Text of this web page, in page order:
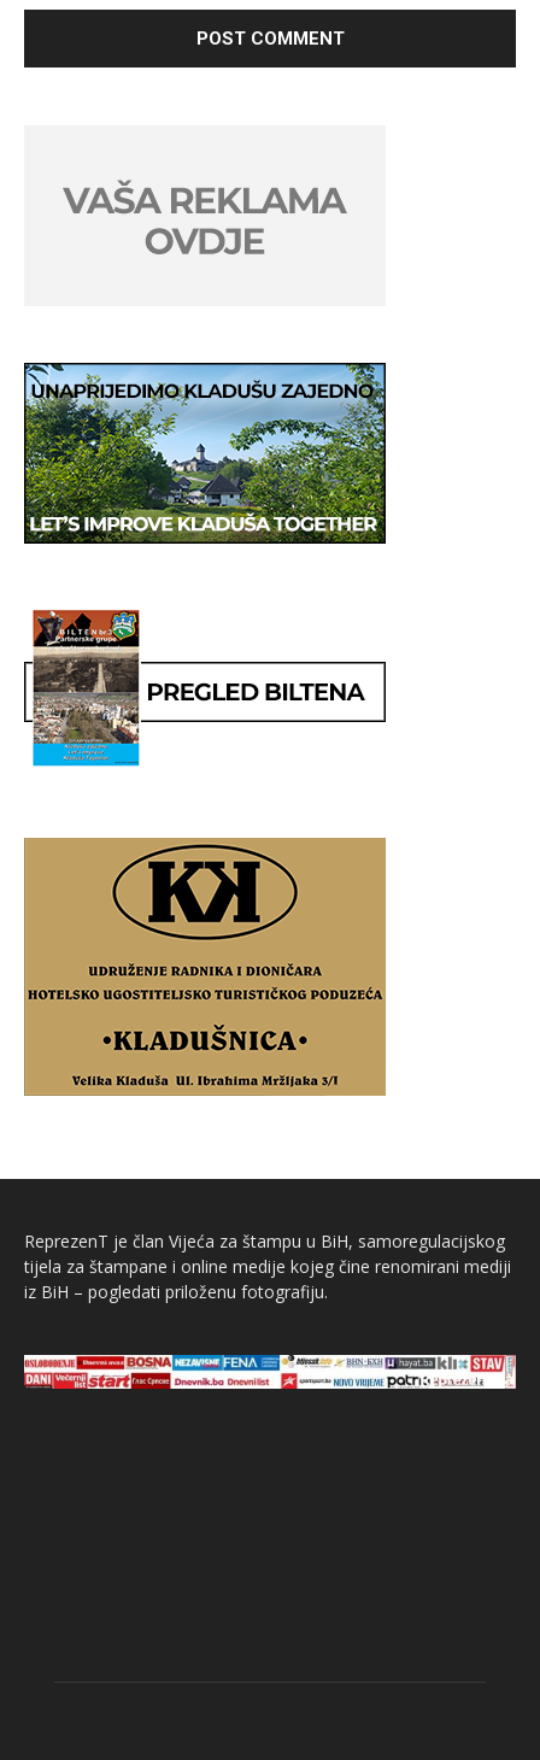
ReprezenT je član Vijeća za štampu u BiH, samoregulacijskog
tijela za štampane i online medije kojeg čine renomirani mediji
iz BiH – pogledati priloženu fotografiju.